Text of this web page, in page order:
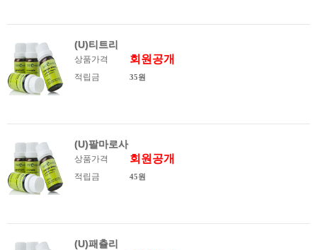
(U)티트리
상품가격 회원공개
적립금 35원
(U)팔마로사
상품가격 회원공개
적립금 45원
(U)패츌리